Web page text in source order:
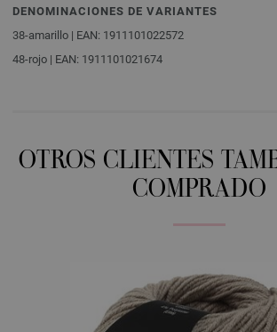
DENOMINACIONES DE VARIANTES
38-amarillo | EAN: 1911101022572
48-rojo | EAN: 1911101021674
OTROS CLIENTES
COMPRADO